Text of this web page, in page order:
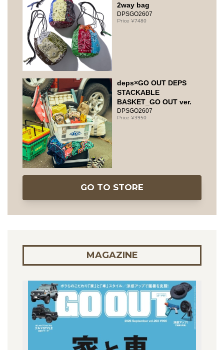
2way bag
DPSGO2607
7480
deps×GO OUT DEPS
STACKABLE
BASKET_GO OUT ver.
DPSGO2607
3950
GO TO STORE
MAGAZINE